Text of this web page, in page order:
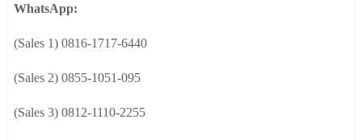
WhatsApp:
(Sales 1) 0816-1717-6440
(Sales 2) 0855-1051-095
(Sales 3) 0812-1110-2255